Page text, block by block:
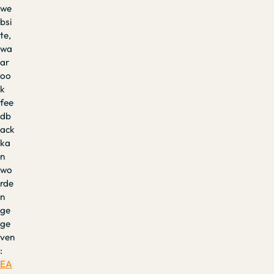
we
bsi
te,
wa
ar
oo
k
fee
db
ack
ka
n
wo
rde
n
ge
ge
ven
:
EA